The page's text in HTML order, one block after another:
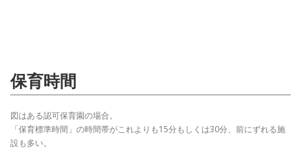
保育時間
図はある認可保育園の場合。
「保育標準時間」の時間帯がこれよりも15分もしくは30分、前にずれる施
設も多い。